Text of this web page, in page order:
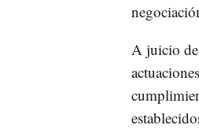
A juicio de